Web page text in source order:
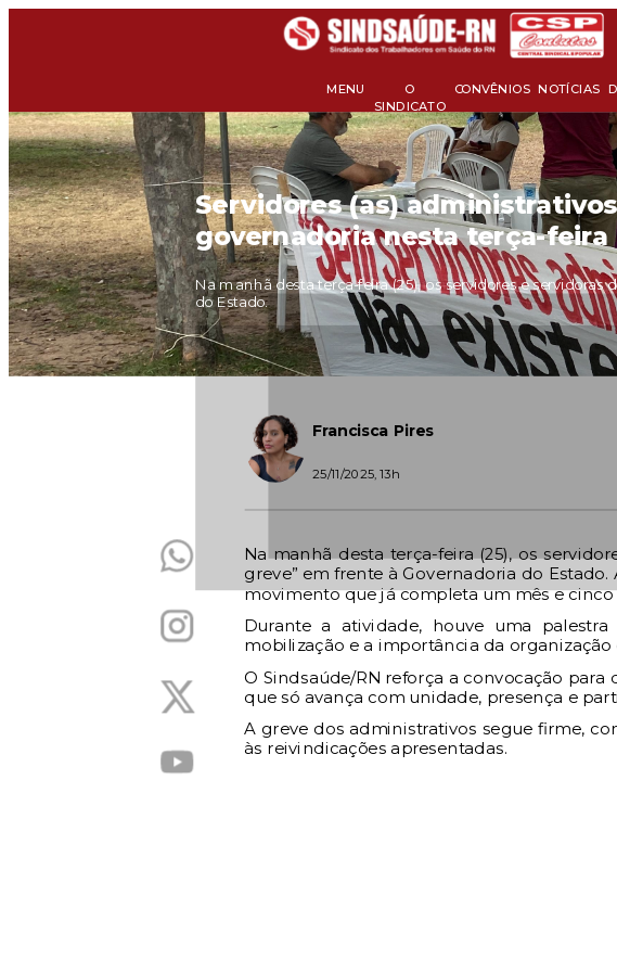
MENU O
SINDICATO
CONVÊNIOS NOTÍCIAS
Servidores (as)
governadoria nesta terça-feira
Na manhã desta terça-feira (25), os servidores e
do Estado.
Francisca Pires
25/11/2025, 13h
Na manhã desta terça-feira (25), os
greve” em frente à Governadoria do
movimento que já completa um mês e
Durante a atividade, houve uma
mobilização e a importância da
O Sindsaúde/RN reforça a convocação
que só avança com unidade, presença e
A greve dos administrativos segue firme,
às reivindicações apresentadas.